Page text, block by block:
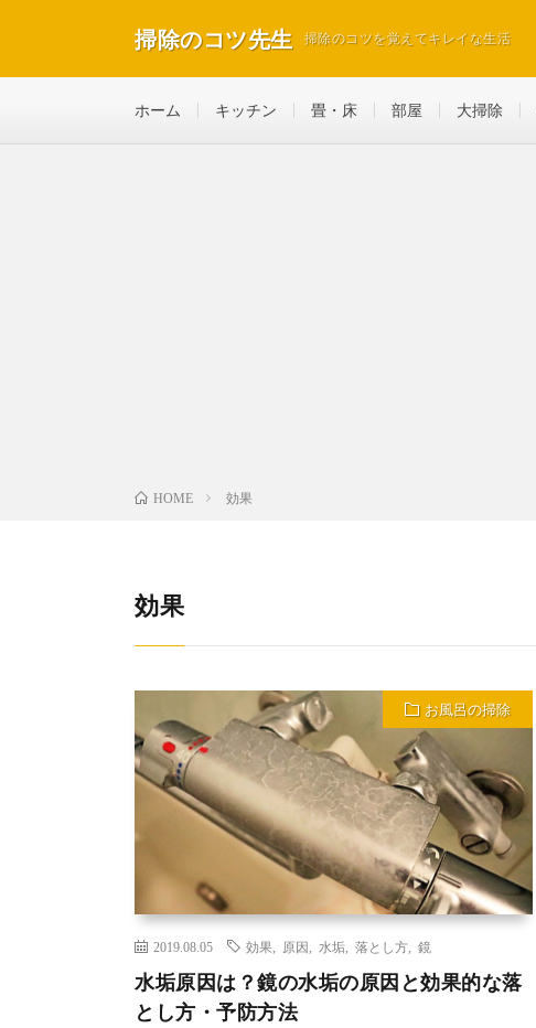
掃除のコツ先生 掃除のコツを覚えてキレイな生活
ホーム キッチン 畳・床 部屋 大掃除
HOME 効果
効果
お風呂の掃除
2019.08.05 効果 原因 水垢 落とし方 鏡
水垢原因は？鏡の水垢の原因と効果的な落
とし方・予防方法